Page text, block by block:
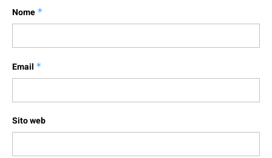
Nome *
Email *
Sito web